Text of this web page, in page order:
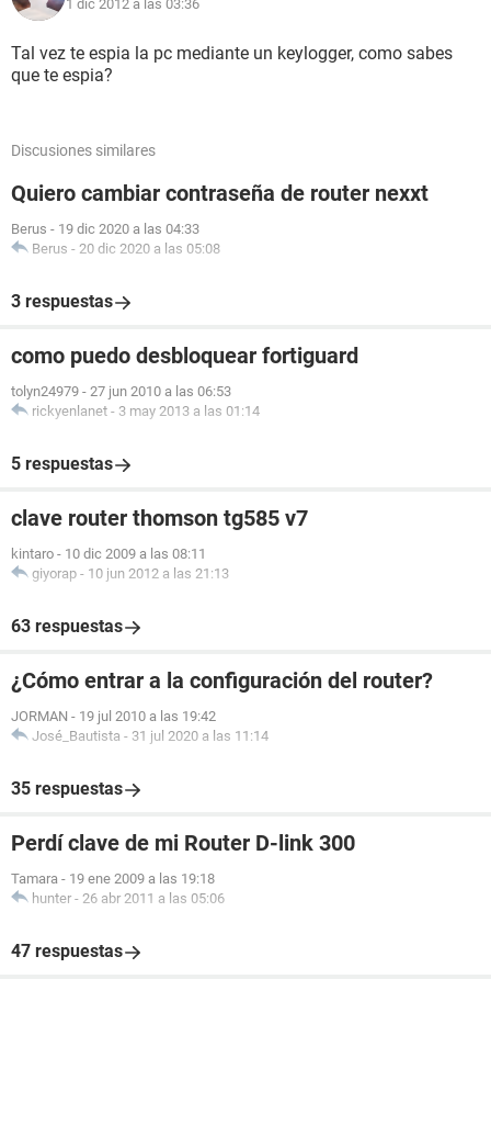
Espero que podais ayudarme, gracias.
1 dic 2012 a las 03:36
Tal vez te espia la pc mediante un keylogger, como sabes
que te espia?
Discusiones similares
Quiero cambiar contraseña de router nexxt
Berus - 19 dic 2020 a las 04:33
Berus - 20 dic 2020 a las 05:08
3 respuestas
como puedo desbloquear fortiguard
tolyn24979 - 27 jun 2010 a las 06:53
rickyenlanet - 3 may 2013 a las 01:14
5 respuestas
clave router thomson tg585 v7
kintaro - 10 dic 2009 a las 08:11
giyorap - 10 jun 2012 a las 21:13
63 respuestas
¿Cómo entrar a la configuración del router?
JORMAN - 19 jul 2010 a las 19:42
José_Bautista - 31 jul 2020 a las 11:14
35 respuestas
Perdí clave de mi Router D-link 300
Tamara - 19 ene 2009 a las 19:18
hunter - 26 abr 2011 a las 05:06
47 respuestas